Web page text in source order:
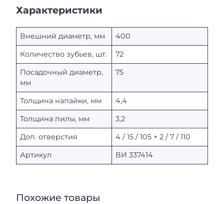
Характеристики
Внешний диаметр, мм
400
Количество зубьев, шт.
72
Посадочный диаметр,
мм
75
Толщина напайки, мм
4,4
Толщина пилы, мм
3,2
Доп. отверстия
4 / 15 / 105 + 2 / 7 / 110
Артикул
ВИ 337414
Похожие товары